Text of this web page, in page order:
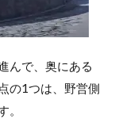
んで、奥にある
の1つは、野営側
。